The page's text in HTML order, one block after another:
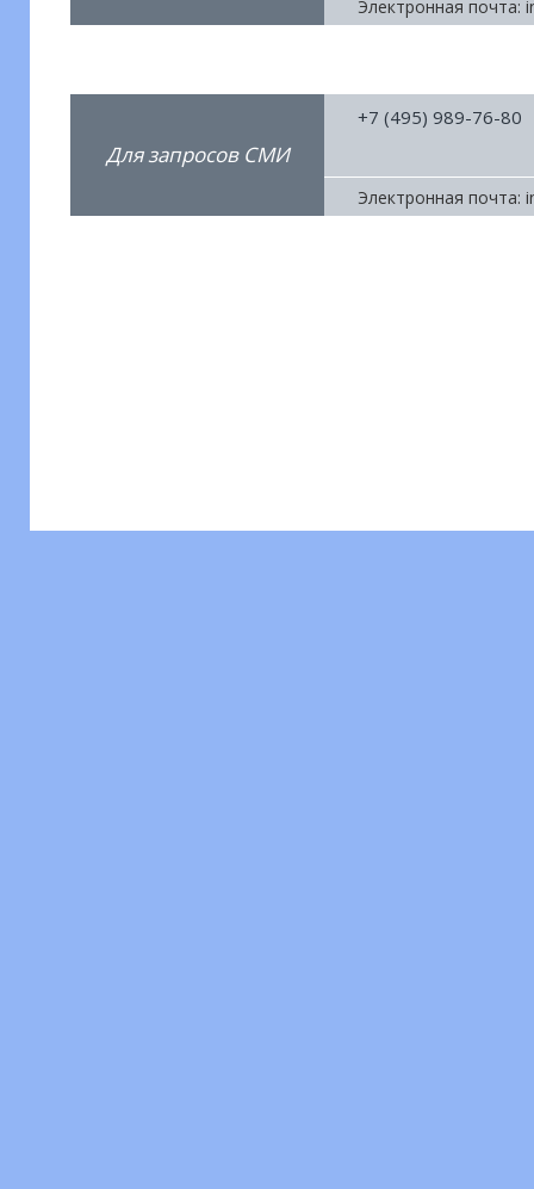
Электронная почта:
Для запросов СМИ
+7 (495) 989-76-80
Электронная почта: